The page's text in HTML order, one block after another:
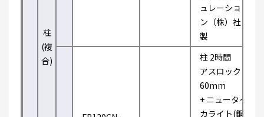
柱
(複
合)
ュレーショ
ン（株）社
製
柱 2時間
アスロック
60mm
+ ニュータイ
カライト(鋼